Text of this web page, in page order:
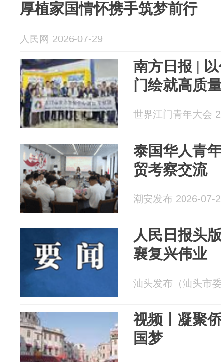
厚植家国情怀携手筑梦前行
人民网 2026-07-29
南方日报 |
门绘就高质
世界江门青年大会
泰国华人青
贸考察交流
潮安发布 2026-07-
人民日报头
襄复兴伟业
汕头发布（汕头市
视频丨凝聚
国梦